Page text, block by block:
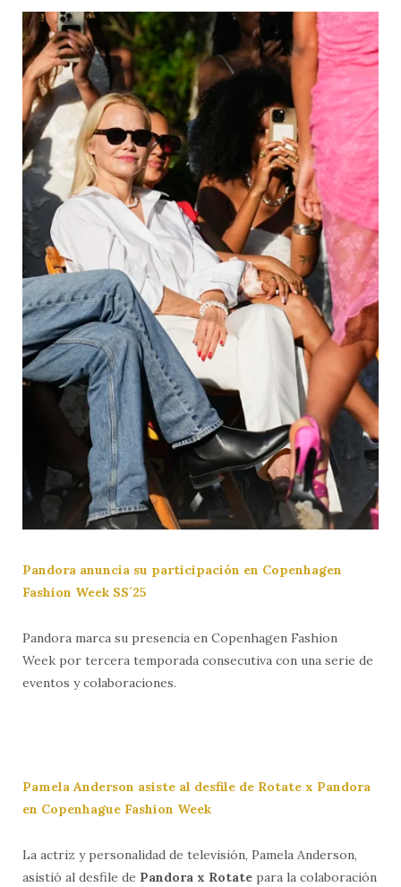
Pandora anuncia su participación en Copenhagen
Fashion Week SS´25
Pandora marca su presencia en Copenhagen Fashion
Week por tercera temporada consecutiva con una serie de
eventos y colaboraciones.
Pamela Anderson asiste al desfile de Rotate x Pandora
en Copenhague Fashion Week
La actriz y personalidad de televisión, Pamela Anderson,
asistió al desfile de Pandora x Rotate para la colaboración